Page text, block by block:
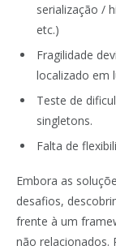
serialização /
etc.)
Fragilidade
localizado em
Teste de
singletons.
Falta de
Embora as
desafios,
frente à um
não relacionados.